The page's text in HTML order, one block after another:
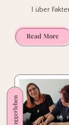
I über
Read MoreDas
war
2019.
Teil
III.
Bloggerleben